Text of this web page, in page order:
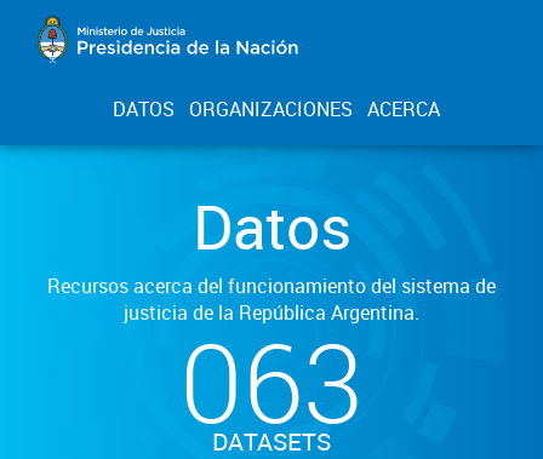
DATOS ORGANIZACIONES ACERCA
Datos
Recursos acerca del funcionamiento del sistema de
justicia de la República Argentina.
063
DATASETS